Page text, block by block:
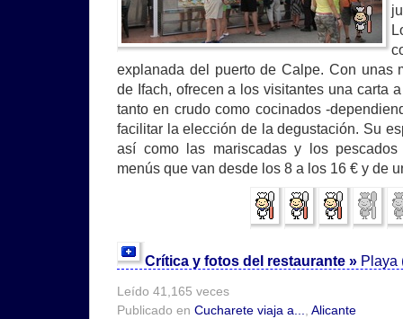
explanada del puerto de Calpe. Con unas
de Ifach, ofrecen a los visitantes una carta
tanto en crudo como cocinados -
facilitar la elección de la degustación. Su
así como las mariscadas y los
menús que van desde los 8 a los 16 € y de
Crítica y fotos del restaurante » Playa
Leído 41,165 veces
Publicado en Cucharete viaja a..., Alicante